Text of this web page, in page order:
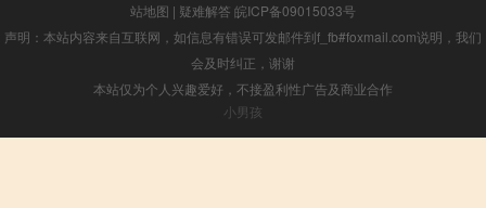
站地图 | 疑难解答 皖ICP备09015033号
声明：本站内容来自互联网，如信息有错误可发邮件到f_fb#foxmail.com说明，我们
会及时纠正，谢谢
本站仅为个人兴趣爱好，不接盈利性广告及商业合作
小男孩